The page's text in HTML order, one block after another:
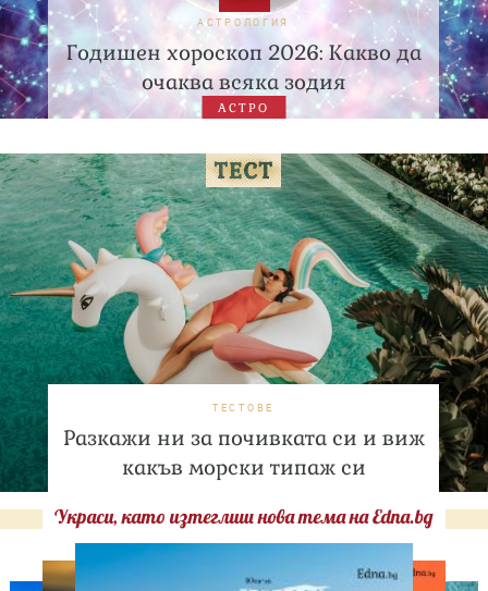
АСТРОЛОГИЯ
Годишен хороскоп 2026: Какво да
очаква всяка зодия
АСТРО
ТЕСТОВЕ
Разкажи ни за почивката си и виж
какъв морски типаж си
Украси, като изтеглиш нова тема на Edna.bg